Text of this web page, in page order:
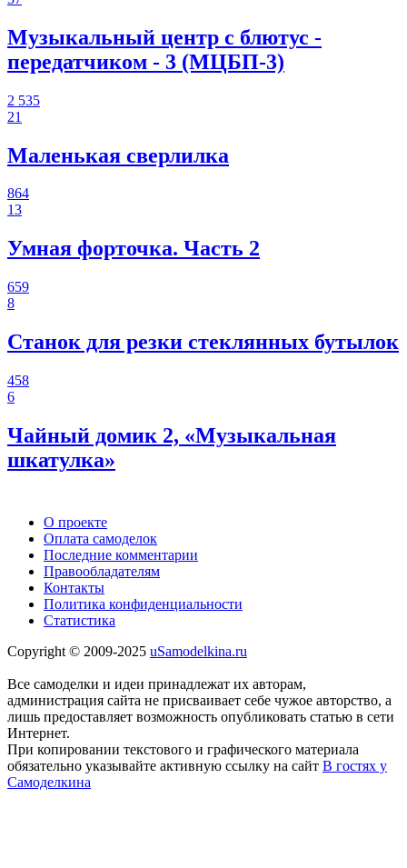
Музыкальный центр с блютус -
передатчиком - 3 (МЦБП-3)
2 535
21
Маленькая сверлилка
864
13
Умная форточка. Часть 2
659
8
Станок для резки стеклянных бутылок
458
6
Чайный домик 2, «Музыкальная
шкатулка»
О проекте
Оплата самоделок
Последние комментарии
Правообладателям
Контакты
Политика конфиденциальности
Статистика
Copyright © 2009-2025 uSamodelkina.ru
Все самоделки и идеи принадлежат их авторам,
администрация сайта не присваивает себе чужое авторство, а
лишь предоставляет возможность опубликовать статью в сети
Интернет.
При копировании текстового и графического материала
обязательно указывайте активную ссылку на сайт В гостях у
Самоделкина